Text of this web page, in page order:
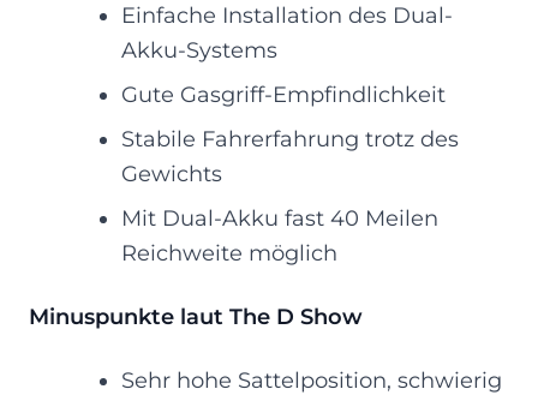
Einfache Installation des Dual-
Akku-Systems
Gute Gasgriff-Empfindlichkeit
Stabile Fahrerfahrung trotz des
Gewichts
Mit Dual-Akku fast 40 Meilen
Reichweite möglich
Minuspunkte laut The D Show
Sehr hohe Sattelposition, schwierig